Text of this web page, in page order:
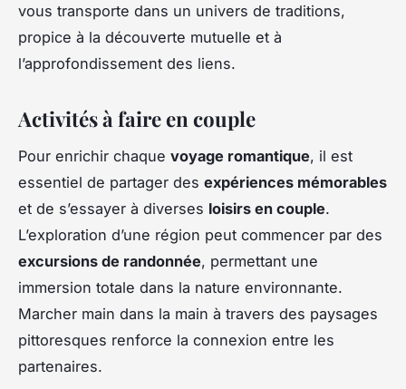
vous transporte dans un univers de traditions,
propice à la découverte mutuelle et à
l’approfondissement des liens.
Activités à faire en couple
Pour enrichir chaque voyage romantique, il est
essentiel de partager des expériences mémorables
et de s’essayer à diverses loisirs en couple.
L’exploration d’une région peut commencer par des
excursions de randonnée, permettant une
immersion totale dans la nature environnante.
Marcher main dans la main à travers des paysages
pittoresques renforce la connexion entre les
partenaires.